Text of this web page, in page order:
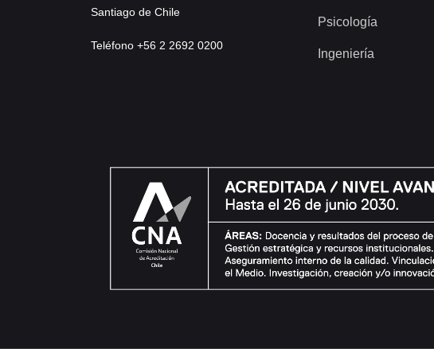
Santiago de Chile
Teléfono +56 2 2692 0200
Psicología
Ingeniería